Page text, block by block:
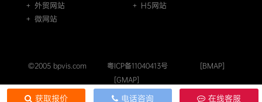
＋ 外贸网站
＋ H5网站
＋ 微网站
©2005 bpvis.com 粤ICP备11040413号
[BMAP]
[GMAP]
获取报价 电话咨询 在线客服